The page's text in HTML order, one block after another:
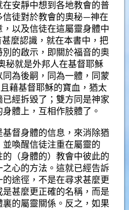
安靜中想到各地教會的普
信徒對於教會的奧秘—神在
以及信徒在這屬靈身體中
麼認識，就在本書中，把
別的啟示，即關於福音的奧
秘就是外邦人在基督耶穌
為後嗣，同為一體，同蒙
藉基督耶穌的寶血，猶太
經拆毀了；雙方同是神家
體上，互相作肢體了。
督身體的信息，來消除猶
喚醒信徒注重在屬靈的
的（身體的）教會中彼此的
之心的方法。這就已經告訴
途徑，不是在尋求甚麼更
甚麼更正確的名稱，而是
的屬靈關係。反之，如果